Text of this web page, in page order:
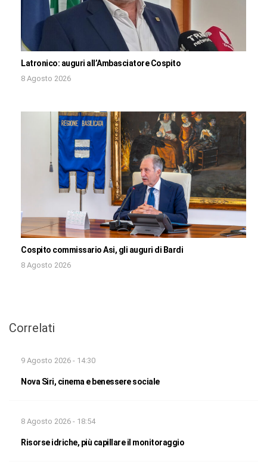
Latronico: auguri all’Ambasciatore Cospito
8 Agosto 2026
Cospito commissario Asi, gli auguri di Bardi
8 Agosto 2026
Correlati
9 Agosto 2026 - 14:30
Nova Siri, cinema e benessere sociale
8 Agosto 2026 - 18:54
Risorse idriche, più capillare il monitoraggio